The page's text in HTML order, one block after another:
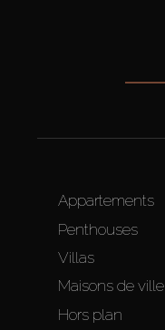
Appartements
Penthouses
Villas
Maisons de ville
Hors plan